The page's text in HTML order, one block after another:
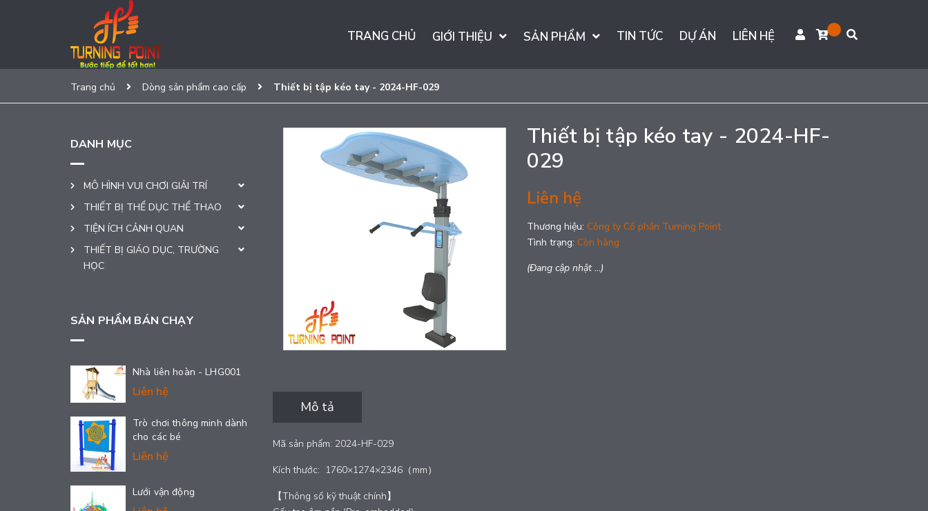
TRANG CHỦ GIỚI THIỆU SẢN PHẨM TIN TỨC DỰ ÁN LIÊN HỆ
Trang chủ Dòng sản phẩm cao cấp Thiết bị tập kéo tay - 2024-HF-029
Thiết bị tập kéo tay - 2024-HF-
029
Liên hệ
Thương hiệu: Công ty Cổ phần Turning Point
Tình trạng: Còn hàng
(Đang cập nhật ...)
Mô tả
Mã sản phẩm: 2024-HF-029
Kích thước: 1760×1274×2346（mm）
【Thông số kỹ thuật chính】
DANH MỤC
MÔ HÌNH VUI CHƠI GIẢI TRÍ
THIẾT BỊ THỂ DỤC THỂ THAO
TIỆN ÍCH CẢNH QUAN
THIẾT BỊ GIÁO DỤC, TRƯỜNG
HỌC
SẢN PHẨM BÁN CHẠY
Nhà liên hoàn - LHG001
Liên hệ
Trò chơi thông minh dành
cho các bé
Liên hệ
Lưới vận động